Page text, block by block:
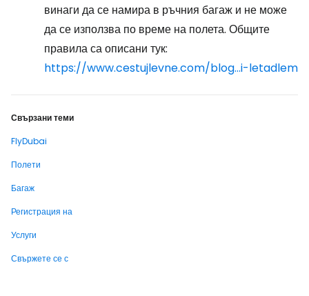
винаги да се намира в ръчния багаж и не може
да се използва по време на полета. Общите
правила са описани тук:
https://www.cestujlevne.com/blog...i-letadlem
Свързани теми
FlyDubai
Полети
Багаж
Регистрация на
Услуги
Свържете се с